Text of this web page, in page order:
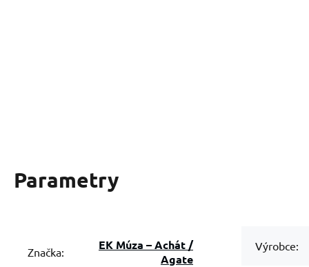
Parametry
Značka:
EK Múza – Achát /
Agate
Výrobce: